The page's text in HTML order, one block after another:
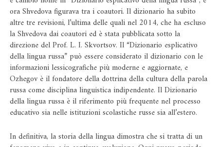
ora Shvedova figurava tra i coautori. Il dizionario ha subito
altre tre revisioni, l’ultima delle quali nel 2014, che ha escluso
la Shvedova dai coautori ed è stata pubblicata sotto la
direzione del Prof. L. I. Skvortsov. Il “Dizionario esplicativo
della lingua russa” può essere considerato il dizionario con le
informazioni lessicografiche più moderne e aggiornate, e
Ozhegov è il fondatore della dottrina della cultura della parola
russa come disciplina linguistica indipendente. Il Dizionario
della lingua russa è il riferimento più frequente nel processo
educativo sia nelle istituzioni scolastiche russe sia all’estero.
In definitiva, la storia della lingua dimostra che si tratta di un